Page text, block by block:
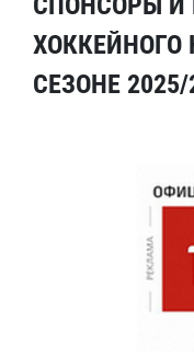
ХОККЕЙНОГО
СЕЗОНЕ 2025/